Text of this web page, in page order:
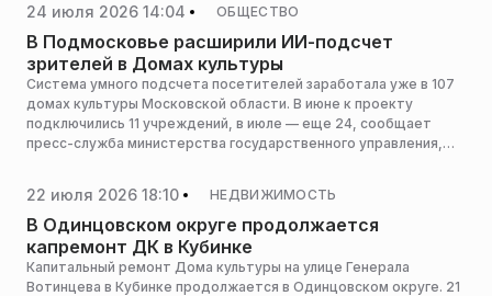
24 июля 2026 14:04 ОБЩЕСТВО
В Подмосковье расширили ИИ-подсчет
зрителей в Домах культуры
Система умного подсчета посетителей заработала уже в 107
домах культуры Московской области. В июне к проекту
подключились 11 учреждений, в июле — еще 24, сообщает
пресс-служба министерства государственного управления,
22 июля 2026 18:10 НЕДВИЖИМОСТЬ
В Одинцовском округе продолжается
капремонт ДК в Кубинке
Капитальный ремонт Дома культуры на улице Генерала
Вотинцева в Кубинке продолжается в Одинцовском округе. 21